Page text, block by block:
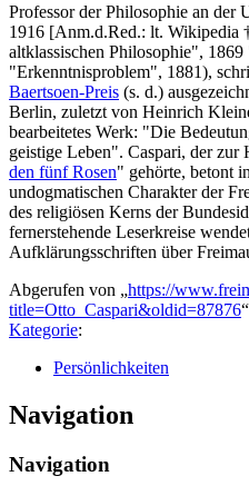
Professor der Philosophie an
1916 [Anm.d.Red.: lt. Wikipedia
altklassischen Philosophie",
"Erkenntnisproblem", 1881),
Baertsoen-Preis (s. d.)
Berlin, zuletzt von Heinrich
bearbeitetes Werk: "Die
geistige Leben". Caspari, der zur
den fünf Rosen" gehörte, betont
undogmatischen Charakter der
des religiösen Kerns der
fernerstehende Leserkreise
Aufklärungsschriften über
Abgerufen von „https://
title=Otto_Caspari&oldid=87876“
Kategorie:
Persönlichkeiten
Navigation
Navigation